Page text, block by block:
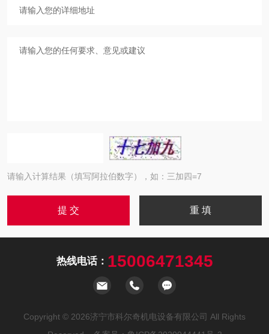
请输入计算结果（填写阿拉伯数字），如：三加四=7
热线电话： 15006471345
Copyright © 2026济宁市科尔奇机电设备有限公司 All Rights